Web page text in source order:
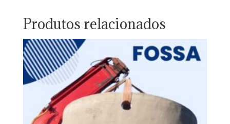
Produtos relacionados